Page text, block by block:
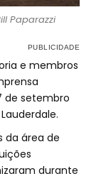
Paparazzi
e membros
de setembro
da área de
durante